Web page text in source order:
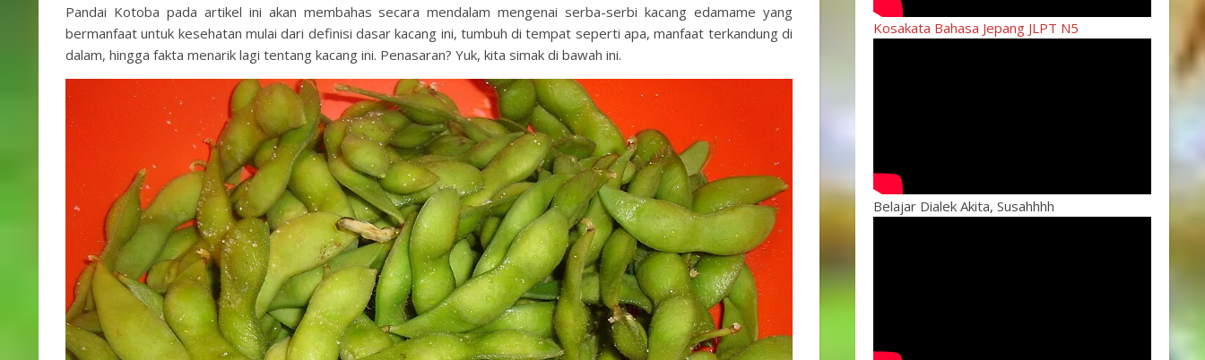
Pandai Kotoba pada artikel ini akan membahas secara mendalam mengenai serba-serbi kacang edamame yang
bermanfaat untuk kesehatan mulai dari definisi dasar kacang ini, tumbuh di tempat seperti apa, manfaat terkandung di
dalam, hingga fakta menarik lagi tentang kacang ini. Penasaran? Yuk, kita simak di bawah ini.
Kosakata Bahasa Jepang JLPT N5
Belajar Dialek Akita, Susahhhh